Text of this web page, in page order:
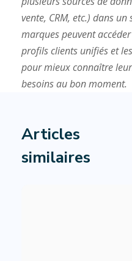
vente, CRM, etc.) dans
marques peuvent
profils clients unifiés et
pour mieux connaître
besoins au bon moment.
Articles
similaires